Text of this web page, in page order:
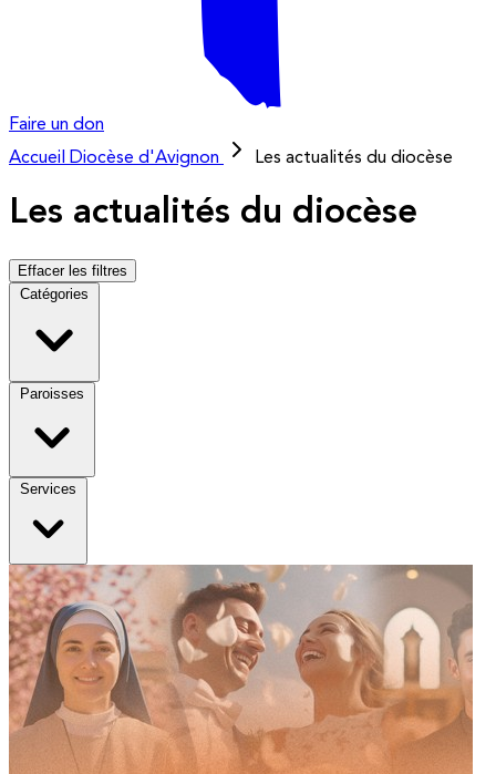
Faire un don
Accueil
Diocèse d'Avignon Les actualités du diocèse
Les actualités du diocèse
Effacer les filtres
Catégories
Paroisses
Services